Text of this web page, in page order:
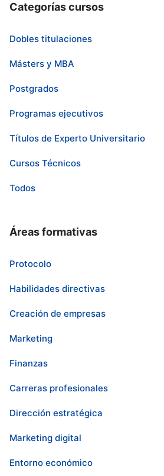
Categorías cursos
Dobles titulaciones
Másters y MBA
Postgrados
Programas ejecutivos
Títulos de Experto Universitario
Cursos Técnicos
Todos
Áreas formativas
Protocolo
Habilidades directivas
Creación de empresas
Marketing
Finanzas
Carreras profesionales
Dirección estratégica
Marketing digital
Entorno económico